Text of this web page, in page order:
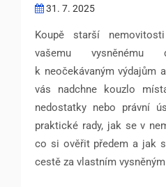
31. 7. 2025
Koupě starší
vašemu
k neočekávaným výdajům
vás nadchne kouzlo
nedostatky nebo právní
praktické rady, jak se v
co si ověřit předem a jak
cestě za vlastním